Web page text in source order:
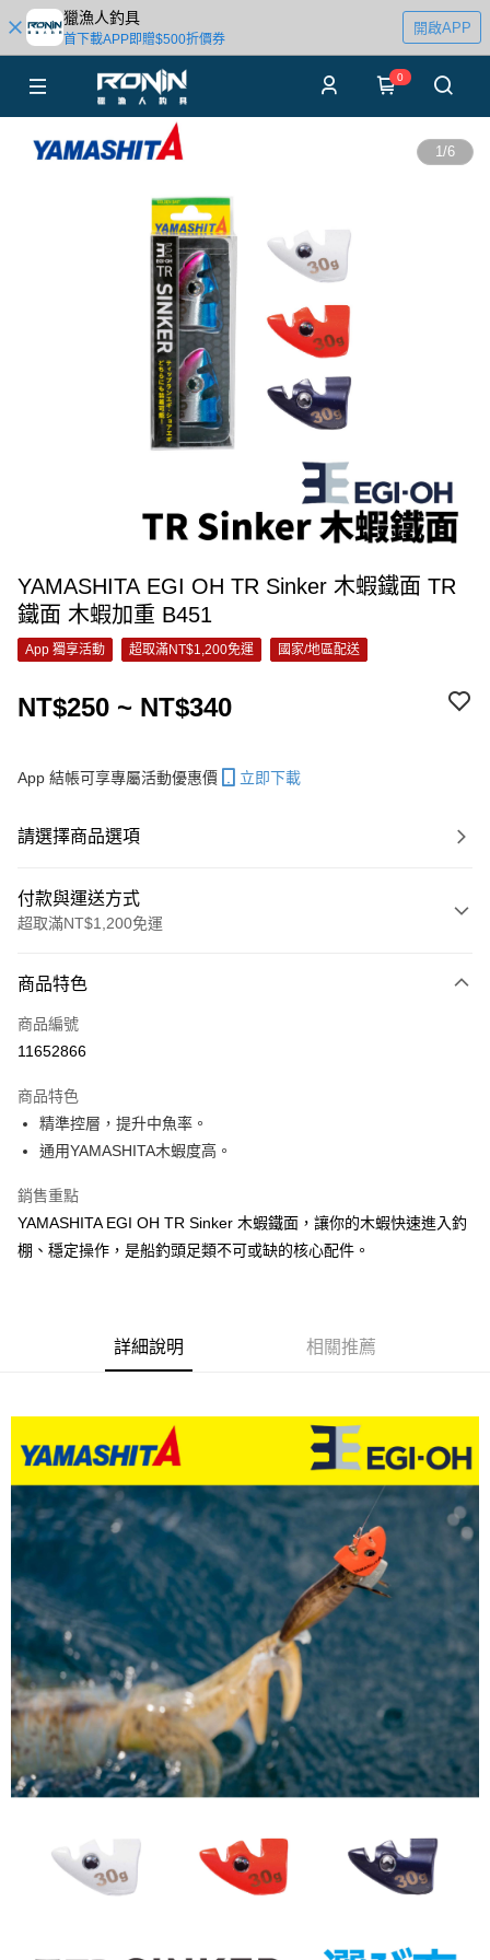
獵漁人釣具
首下載APP即贈$500折價券
開啟APP
0
1/6
YAMASHITA EGI OH TR Sinker 木蝦鐵面 TR
鐵面 木蝦加重 B451
App 獨享活動 超取滿NT$1,200免運 國家/地區配送
NT$250 ~ NT$340
App 結帳可享專屬活動優惠價 立即下載
請選擇商品選項
付款與運送方式
超取滿NT$1,200免運
信用卡一次付款
信用卡分期付款
合作金庫商業銀行
華南商業銀行
上海商業儲蓄銀行
臺灣中小企業銀行
匯豐（台灣）商業銀行
華泰商業銀行
聯邦商業銀行
遠東國際商業銀行
台灣樂天信用卡公司
超商取貨付款
Apple Pay
街口支付
1.本服務由台灣大哥大提供，台灣大哥大用戶可立即使用無須另外申請。
2.付款方式選擇「大哥付你分期」，訂單成立後會自動跳轉到大哥付的交易
3.實際核准額度、可分期數及費用金額請依後續交易確認頁面所載為準。
4.訂單成立30分鐘內，如未前往確認交易或遇審核未通過，訂單將自動取
消。如遇「轉專審核」未通過狀況，表示未達大哥付你分期系統評分，恕無
法說明評估內容。
【繳款方式說明】
1.分期款項不併入電信帳單，「大哥付你分期」於每月結算日後寄送繳費提
醒簡訊。
2.透過簡訊連結打開帳單後，可選擇「超商條碼／台灣大直營門市／銀行轉
帳／街口支付／iPASS MONEY」等通路繳費。
【注意事項】
1.本服務係由「台灣大哥大股份有限公司」（以下簡稱本公司）所提供，讓
用戶於交易時，得透過本服務購買商品或服務，並由商店將買賣／分期付款
買賣價金債權讓與本公司後，依約使用本公司帳單繳交帳款。
2.基於同意付款使用「大哥付你分期」之契約關係目的，商店將以您的個人
資料（包含姓名、電話或地址）提供予台灣大哥大進項蒐集、處理及利用，
由本公司與您本人進行分期帳單所需資料之確認、核對及更正。
3.完整用戶服務條款，請詳閱以下連結：
https://oppay.tw/userRule
AFTEE先享後付
AFTEE先享後付是「在收到商品之後才付款」的支付方式。 讓您購物簡單
１．簡單：不需註冊會員、不需綁卡、不需儲值。
２．便利：只要手機號碼，簡訊認證，即可結帳。
３．安心：先確認商品／服務後，再付款。
【「AFTEE先享後付」結帳流程】
１．於結帳方式選擇「AFTEE先享後付」後，將跳轉至「AFTEE先享後付」
結帳頁面，進行簡訊認證並確認金額後，即可完成結帳。
２．訂單成立數日內，您將收到繳費通知簡訊。
３．收到繳費通知簡訊後14天內，點擊此簡訊中的連結，可透過四大超商／
ATM／網路銀行／等多元方式進行付款，方視為交易完成。
※ 請注意：結帳手續完成當下不需立刻繳費，但若您需要取消訂單，請聯絡
購買商品的店家。未經商家同意取消之訂單仍視為有效，需透過AFTEE先享
後付繳納相關費用。
※ 交易是否成功請以「AFTEE先享後付 」之結帳頁面顯示為準，若有關於
是否繳費成功／繳費後需取消欲退款等相關疑問，請聯繫「AFTEE先享後付
客戶支援中心」https://netprotections.freshdesk.com/support/home
【注意事項】
權轉讓予恩沛科技股份有限公司。
２．關於個人資料處理事宜，請瀏覽以下網址：
https://aftee.tw/terms/#terms3
貨到付款
運送方式
全家取貨付款
每筆NT$60，滿NT$1,200(含以上)免運費
付款後全家取貨
每筆NT$60，滿NT$1,200(含以上)免運費
7-11取貨付款
每筆NT$60，滿NT$1,200(含以上)免運費
付款後7-11取貨
每筆NT$60，滿NT$1,200(含以上)免運費
每筆NT$100，滿NT$2,000(含以上)免運費
離島一般宅配
商品特色
商品編號
11652866
商品特色
精準控層，提升中魚率。
通用YAMASHITA木蝦度高。
銷售重點
YAMASHITA EGI OH TR Sinker 木蝦鐵面，讓你的木蝦快速進入釣
棚、穩定操作，是船釣頭足類不可或缺的核心配件。
詳細說明 相關推薦